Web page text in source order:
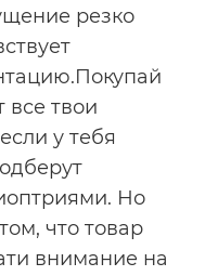
резко
все твои
у тебя
Но
что товар
внимание на